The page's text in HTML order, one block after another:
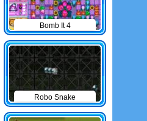
Bomb It 4
Robo Snake